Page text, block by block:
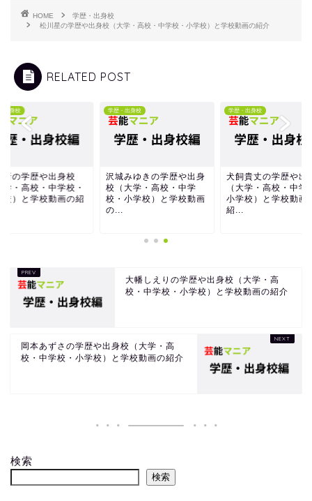
HOME
学歴・出身校
松川星の学歴や出身校（大学・高校・中学校・小学校）と学校動画の紹介
RELATED POST
出身校
新の学歴や出身校
学・高校・中学校・
校）と学校動画の紹
学歴・出身校
沢城みゆきの学歴や出身
校（大学・高校・中学
校・小学校）と学校動画
の...
学歴・出身校
犬飼貴丈の学歴や出
（大学・高校・中学
小学校）と学校動画
紹...
大幡しえりの学歴や出身校（大学・高
校・中学校・小学校）と学校動画の紹介
岡本あずさの学歴や出身校（大学・高
校・中学校・小学校）と学校動画の紹介
検索
検索